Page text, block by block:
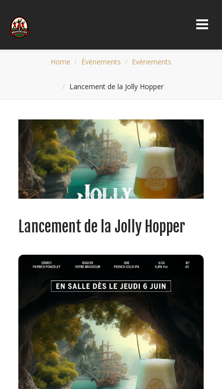
Home Évènements Evènements
Lancement de la Jolly Hopper
Lancement de la Jolly Hopper